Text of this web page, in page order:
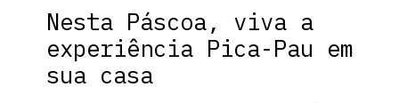
Nesta Páscoa, viva a
experiência Pica-Pau em
sua casa